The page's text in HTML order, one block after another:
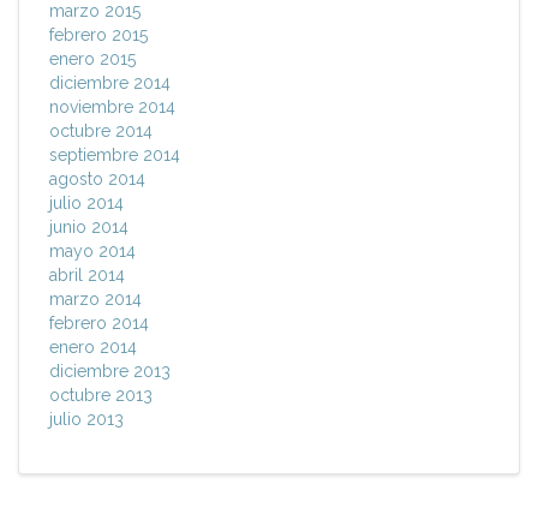
marzo 2015
febrero 2015
enero 2015
diciembre 2014
noviembre 2014
octubre 2014
septiembre 2014
agosto 2014
julio 2014
junio 2014
mayo 2014
abril 2014
marzo 2014
febrero 2014
enero 2014
diciembre 2013
octubre 2013
julio 2013